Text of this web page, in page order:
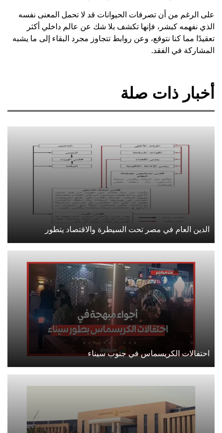
على الرغم من أن تصرفات الحيوانات قد لا تحمل المعنى نفسه
الذي نفهمه كبشر، فإنها تكشف بلا شك عن عالم داخلي أكثر
تعقيدًا مما كنا نتوقع، وعن روابط تتجاوز مجرد البقاء إلى ما يشبه
المشاركة في الفقد.
أخبار ذات صلة
الدين العام في مصر تحت السيطرة والاقتصاد يتطور
احتفالات الكريسماس في جنوب سيناء